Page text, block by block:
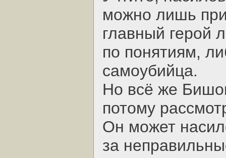
можно лишь
главный герой
по понятиям,
самоубийца.
Но всё же
потому
Он может
за